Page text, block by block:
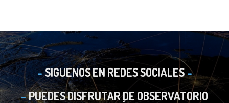
SIGUENOS EN REDES SOCIALES
PUEDES DISFRUTAR DE OBSERVATORIO